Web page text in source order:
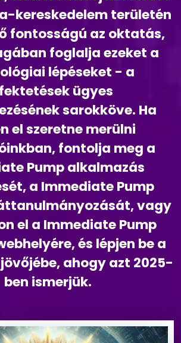
kereskedelem területén
fontosságú az oktatás,
foglalja ezeket a
lépéseket - a
ügyes
sarokköve. Ha
el szeretne merülni
fontolja meg a
Pump alkalmazás
a Immediate Pump
vagy
el a Immediate Pump
és lépjen be a
ahogy azt 2025-
ben ismerjük.